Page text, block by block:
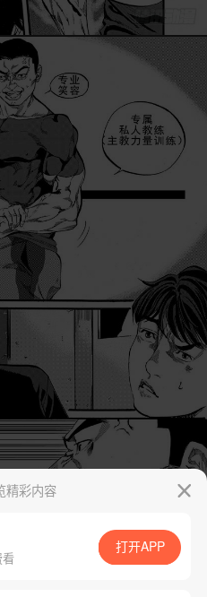
App免费看
精彩内容
打开APP